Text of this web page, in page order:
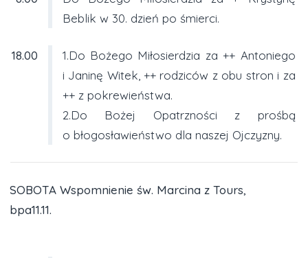
Beblik w 30. dzień po śmierci.
18.00
1.Do Bożego Miłosierdzia za ++ Antoniego
i Janinę Witek, ++ rodziców z obu stron i za
++ z pokrewieństwa.
2.Do Bożej Opatrzności z prośbą
o błogosławieństwo dla naszej Ojczyzny.
SOBOTA Wspomnienie św. Marcina z Tours,
bpa11.11.